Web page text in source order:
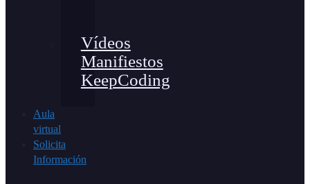
Vídeos
Manifiestos
KeepCoding
Aula
virtual
Solicita
Información